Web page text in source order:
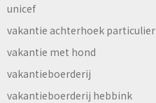
unicef
vakantie achterhoek particulier
vakantie met hond
vakantieboerderij
vakantieboerderij hebbink